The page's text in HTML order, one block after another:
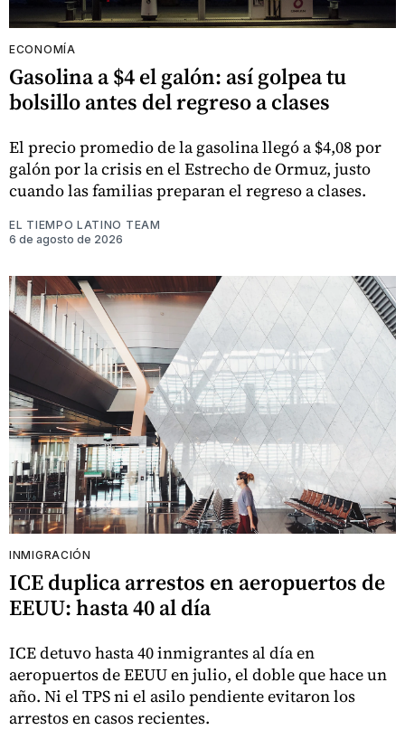
ECONOMÍA
Gasolina a $4 el galón: así golpea tu
bolsillo antes del regreso a clases
El precio promedio de la gasolina llegó a $4,08 por
galón por la crisis en el Estrecho de Ormuz, justo
cuando las familias preparan el regreso a clases.
EL TIEMPO LATINO TEAM
6 de agosto de 2026
INMIGRACIÓN
ICE duplica arrestos en aeropuertos de
EEUU: hasta 40 al día
ICE detuvo hasta 40 inmigrantes al día en
aeropuertos de EEUU en julio, el doble que hace un
año. Ni el TPS ni el asilo pendiente evitaron los
arrestos en casos recientes.